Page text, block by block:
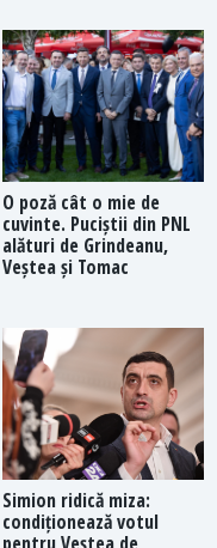
O poză cât o mie de
cuvinte. Puciștii din PNL
alături de Grindeanu,
Veștea și Tomac
Simion ridică miza:
condiționează votul